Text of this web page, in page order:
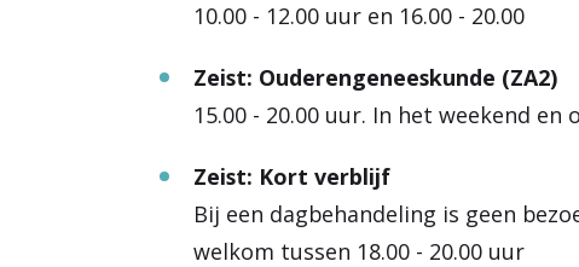
10.00 - 12.00 uur en 16.00 - 20.00
Zeist: Ouderengeneeskunde (ZA2)
15.00 - 20.00 uur. In het weekend
Zeist: Kort verblijf
Bij een dagbehandeling is geen
welkom tussen 18.00 - 20.00 uur